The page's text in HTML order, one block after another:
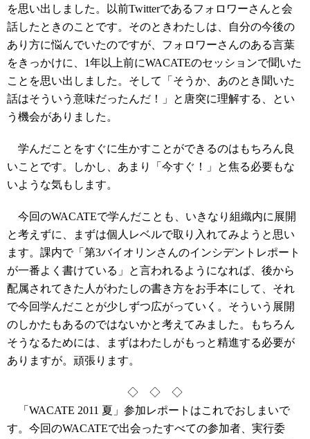
を思い出しました。以前Twitterであるフォロワーさんと会
話したときのことです。そのときわたしは、自分の今後の
あり方に悩んでいたのですが、フォロワーさんのある言葉
をきっかけに、1年以上前にWACATEのセッションで聞いた
ことを思い出しました。そして「そうか、あのとき聞いた
話はそういう意味だったんだ！」と唐突に理解する、とい
う機会がありました。
学んだことをすぐに生かすことができるのはもちろん良
いことです。しかし、あまり「今すぐ！」と焦る必要もな
いような気もします。
今回のWACATEで学んだことも、いきなり組織内に展開
と考えずに、まずは個人レベルで取り入れてみようと思い
ます。課内で「第3バイオリンさんのインシデントレポート
が一番よく書けている」と言われるようになれば、後から
配属されてきた人がわたしの書き方をお手本にして、それ
で今回学んだことが少しずつ広がっていく。そういう展開
のしかたもあるのではないかと考えてみました。もちろん
そうなるためには、まずはわたしがもっと精進する必要が
ありますが。頑張ります。
◇ ◇ ◇
「WACATE 2011 夏」参加レポートはこれでおしまいで
す。今回のWACATEで出会ったすべての参加者、実行委